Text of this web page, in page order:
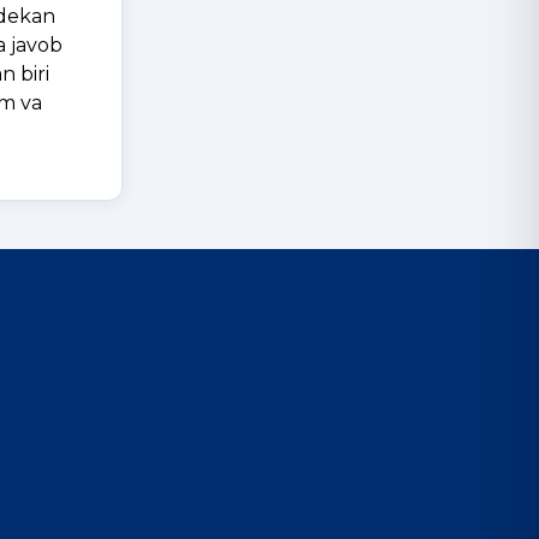
javob
biri
va